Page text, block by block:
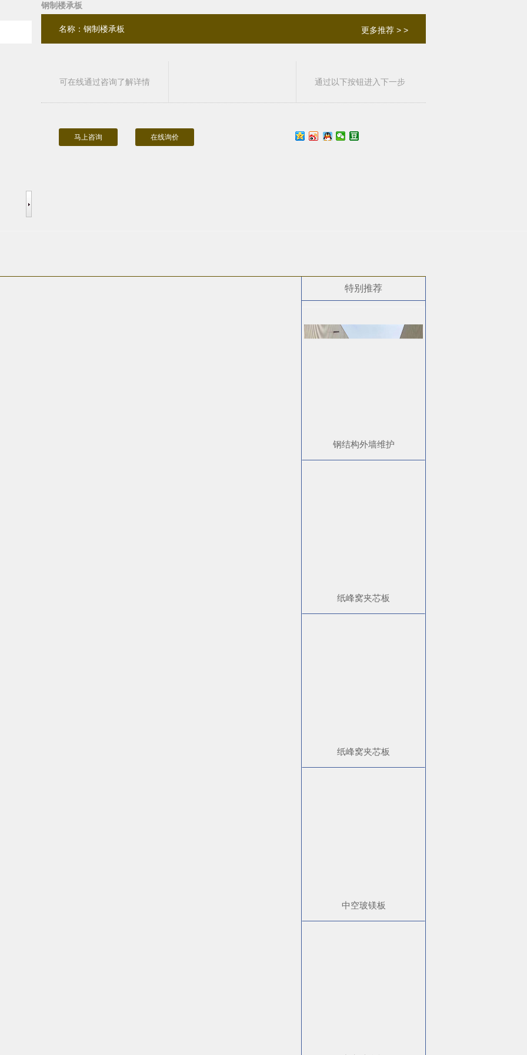
钢制楼承板
名称：钢制楼承板 更多推荐 > >
可在线通过咨询了解详情 通过以下按钮进入下一步
马上咨询 在线询价
特别推荐
钢结构外墙维护
纸峰窝夹芯板
纸峰窝夹芯板
中空玻镁板